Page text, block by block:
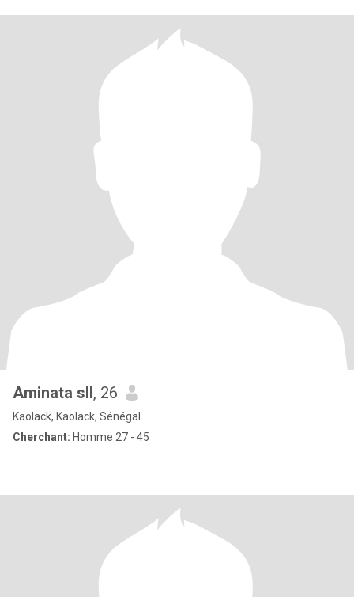
Aminata sll, 26
Kaolack, Kaolack, Sénégal
Cherchant: Homme 27 - 45